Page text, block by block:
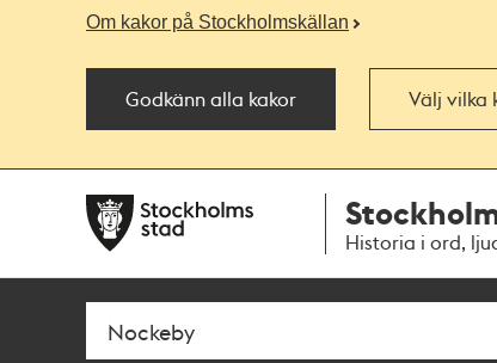
Om kakor på Stockholmskällan
Godkänn alla kakor Välj vilka
navigationen
huvudinnehållet
Historia i ord,
Sök